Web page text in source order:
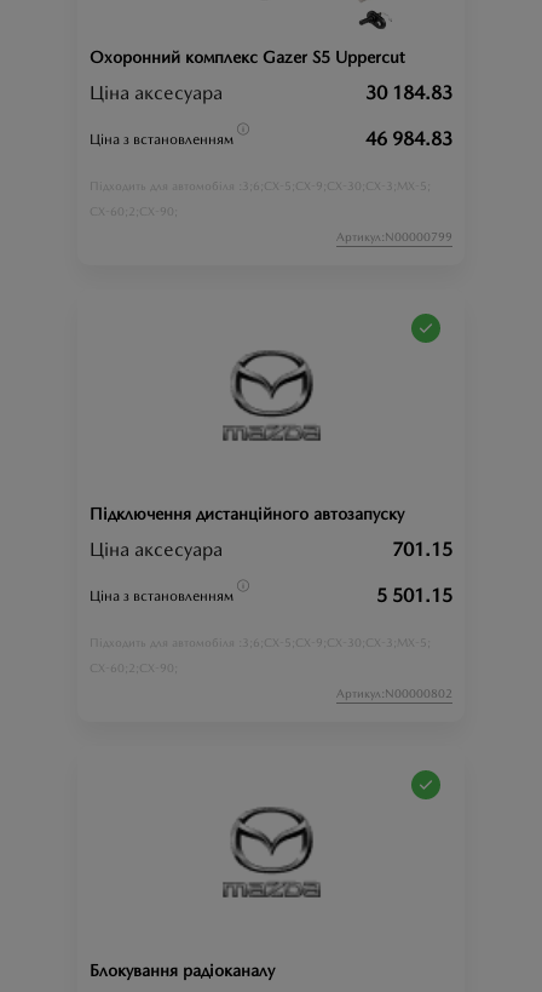
Охоронний комплекс Gazer S5 Uppercut
Ціна аксесуара 30 184.83
Ціна з встановленням 46 984.83
Підходить для автомобіля : 3; 6; CX-5; CX-9; CX-30; CX-3;
MX-5;
CX-60;
2; CX-90;
Артикул:N00000799
Підключення дистанційного автозапуску
Ціна аксесуара 701.15
Ціна з встановленням 5 501.15
Підходить для автомобіля : 3; 6; CX-5; CX-9; CX-30; CX-3;
MX-5;
CX-60;
2; CX-90;
Артикул:N00000802
Блокування радіоканалу